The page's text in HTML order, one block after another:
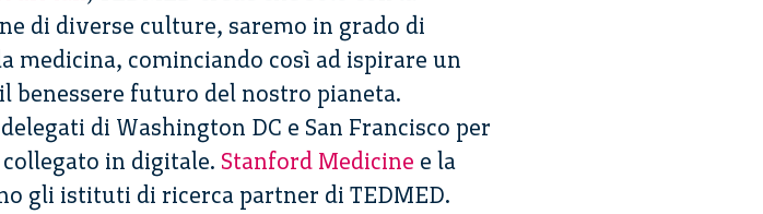
di diverse culture, saremo in grado di
medicina, cominciando così ad ispirare un
benessere futuro del nostro pianeta.
di Washington DC e San Francisco per
in digitale. Stanford Medicine e la
gli istituti di ricerca partner di TEDMED.